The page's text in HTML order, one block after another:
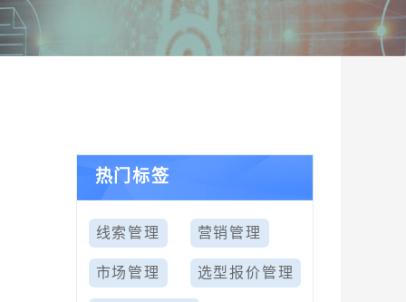
热门标签
线索管理 营销管理
市场管理 选型报价管理